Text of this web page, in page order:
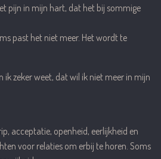
pijn in mijn hart, dat het bij sommige
past het niet meer. Het wordt te
ik zeker weet, dat wil ik niet meer in mijn
acceptatie, openheid, eerlijkheid en
voor relaties om erbij te horen. Soms